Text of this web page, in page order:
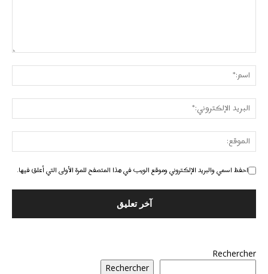
احفظ اسمي والبريد الإلكتروني وموقع الويب في هذا المتصفح للمرة الأولى التي أعلق فيها.
Rechercher
Rechercher